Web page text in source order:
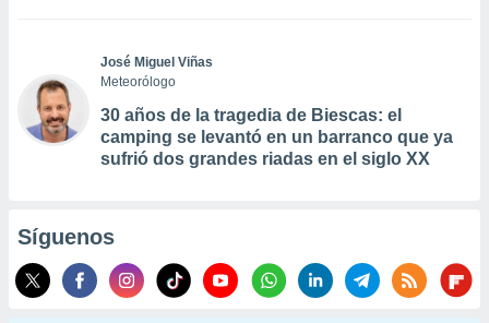
José Miguel Viñas
Meteorólogo
30 años de la tragedia de Biescas: el
camping se levantó en un barranco que ya
sufrió dos grandes riadas en el siglo XX
Síguenos